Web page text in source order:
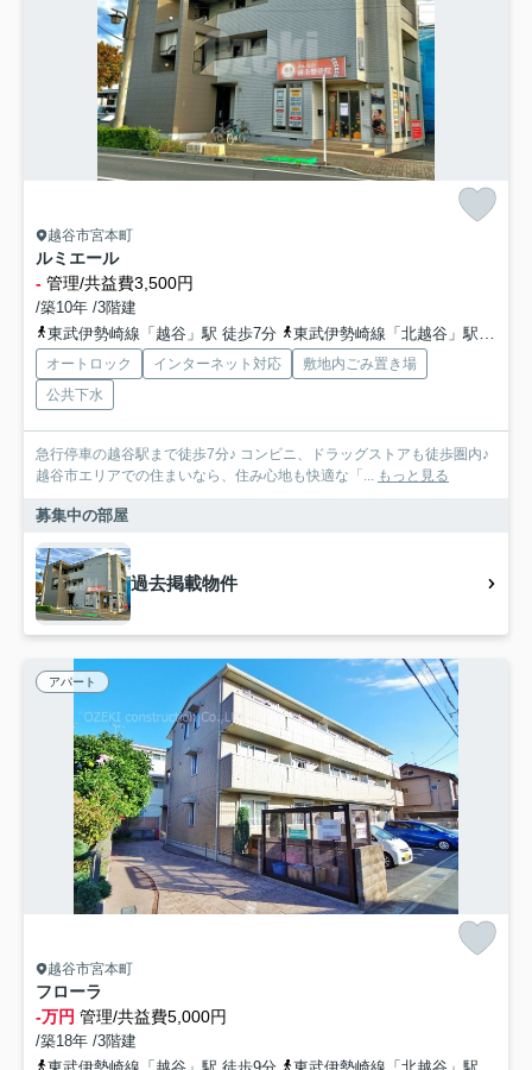
越谷市宮本町
ルミエール
- 管理/共益費3,500円
/築10年 /3階建
東武伊勢崎線「越谷」駅 徒歩7分
東武伊勢崎線「北越谷」駅 徒歩19分
オートロック インターネット対応
敷地内ごみ置き場
公共下水
急行停車の越谷駅まで徒歩7分♪ コンビニ、ドラッグストアも徒歩圏内♪
越谷市エリアでの住まいなら、住み心地も快適な「... もっと見る
募集中の部屋
過去掲載物件
アパート
越谷市宮本町
フローラ
-万円 管理/共益費5,000円
/築18年 /3階建